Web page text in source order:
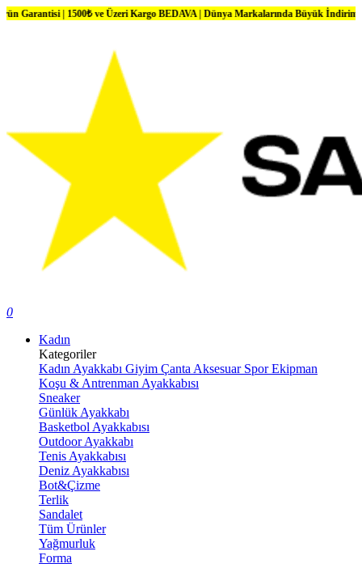
ve Üzeri Kargo BEDAVA | Dünya Markalarında Büyük İndirimler
0
Kadın
Kategoriler
Kadın Ayakkabı Giyim Çanta Aksesuar Spor Ekipman
Koşu & Antrenman Ayakkabısı
Sneaker
Günlük Ayakkabı
Basketbol Ayakkabısı
Outdoor Ayakkabı
Tenis Ayakkabısı
Deniz Ayakkabısı
Bot&Çizme
Terlik
Sandalet
Tüm Ürünler
Yağmurluk
Forma